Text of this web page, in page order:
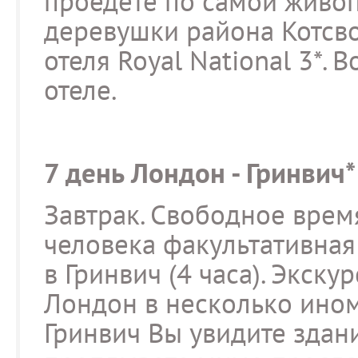
деревушки района
отеля Royal National 3*.
отеле.
7 день Лондон - Гринвич*
Завтрак. Свободное
человека
в Гринвич (4 часа).
Лондон в несколько
Гринвич Вы увидите